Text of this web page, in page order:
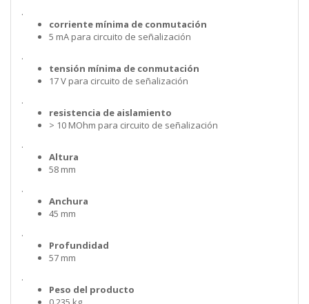
.
corriente mínima de conmutación
5 mA para circuito de señalización
.
tensión mínima de conmutación
17 V para circuito de señalización
.
resistencia de aislamiento
> 10 MOhm para circuito de señalización
.
Altura
58 mm
.
Anchura
45 mm
.
Profundidad
57 mm
.
Peso del producto